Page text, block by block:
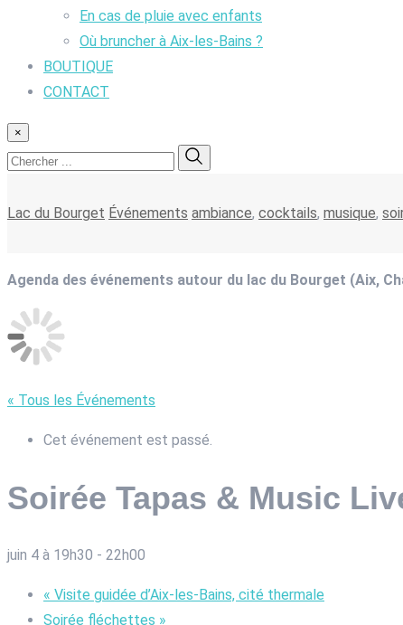
En cas de pluie avec enfants
Où bruncher à Aix-les-Bains ?
BOUTIQUE
CONTACT
×
Lac du Bourget Événements ambiance, cocktails, musique,
Agenda des événements autour du lac du Bourget (Aix,
« Tous les Événements
Cet événement est passé.
Soirée Tapas & Music
juin 4 à 19h30 - 22h00
« Visite guidée d’Aix-les-Bains, cité thermale
Soirée fléchettes »